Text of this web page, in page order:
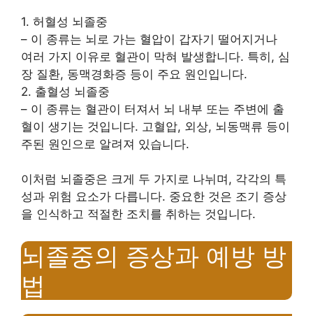
1. 허혈성 뇌졸중
– 이 종류는 뇌로 가는 혈압이 갑자기 떨어지거나
여러 가지 이유로 혈관이 막혀 발생합니다. 특히, 심
장 질환, 동맥경화증 등이 주요 원인입니다.
2. 출혈성 뇌졸중
– 이 종류는 혈관이 터져서 뇌 내부 또는 주변에 출
혈이 생기는 것입니다. 고혈압, 외상, 뇌동맥류 등이
주된 원인으로 알려져 있습니다.
이처럼 뇌졸중은 크게 두 가지로 나뉘며, 각각의 특
성과 위험 요소가 다릅니다. 중요한 것은 조기 증상
을 인식하고 적절한 조치를 취하는 것입니다.
뇌졸중의 증상과 예방 방
법